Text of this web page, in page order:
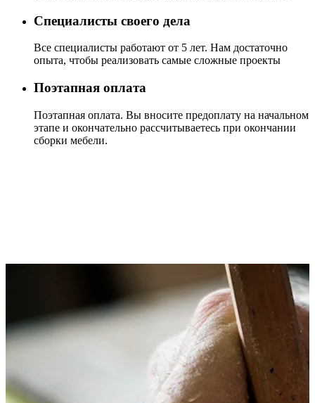
Специалисты своего дела
Все специалисты работают от 5 лет. Нам достаточно
опыта, чтобы реализовать самые сложные проекты
Поэтапная оплата
Поэтапная оплата. Вы вносите предоплату на начальном
этапе и окончательно рассчитываетесь при окончании
сборки мебели.